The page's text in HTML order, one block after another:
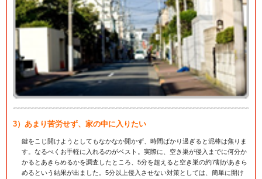
3）あまり苦労せず、家の中に入りたい
鍵をこじ開けようとしてもなかなか開かず、時間ばかり過ぎると泥棒は焦りま
す。なるべくお手軽に入れるのがベスト。実際に、空き巣が侵入までに何分か
かるとあきらめるかを調査したところ、5分を超えると空き巣の約7割があきら
めるという結果が出ました。5分以上侵入させない対策としては、簡単に開け